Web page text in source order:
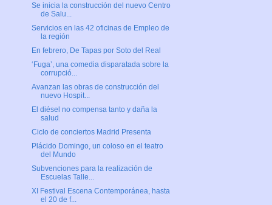
Se inicia la construcción del nuevo Centro
de Salu...
Servicios en las 42 oficinas de Empleo de
la región
En febrero, De Tapas por Soto del Real
‘Fuga’, una comedia disparatada sobre la
corrupció...
Avanzan las obras de construcción del
nuevo Hospit...
El diésel no compensa tanto y daña la
salud
Ciclo de conciertos Madrid Presenta
Plácido Domingo, un coloso en el teatro
del Mundo
Subvenciones para la realización de
Escuelas Talle...
XI Festival Escena Contemporánea, hasta
el 20 de f...